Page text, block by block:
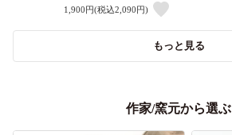
1,900円(税込2,090円)
もっと見る
作家/窯元から選ぶ